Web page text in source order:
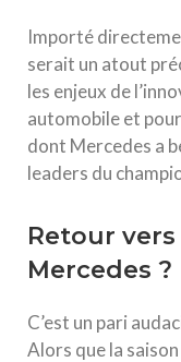
Importé
serait un atout
les enjeux de
automobile et
dont Mercedes a
leaders du
Retour
Mercedes ?
C’est un pari
Alors que la